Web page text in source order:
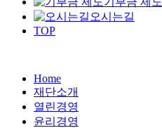
오시는길
TOP
Home
재단소개
열린경영
윤리경영